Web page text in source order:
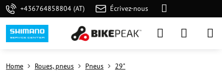
+436764858804 (AT) Écrivez-nous
Home Roues, pneus Pneus 29"